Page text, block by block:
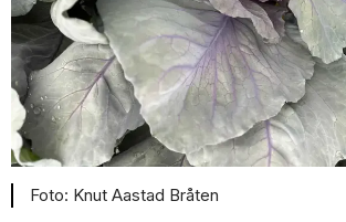
Knut Aastad Bråten